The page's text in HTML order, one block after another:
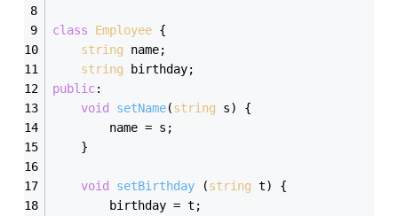
class Employee {
string name;
string birthday;
public:
void
setName(string s)
{
		name = s;
	}
void setBirthday (string t)
{
		birthday = t;